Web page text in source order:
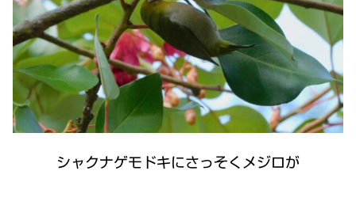
シャクナゲモドキにさっそくメジロが